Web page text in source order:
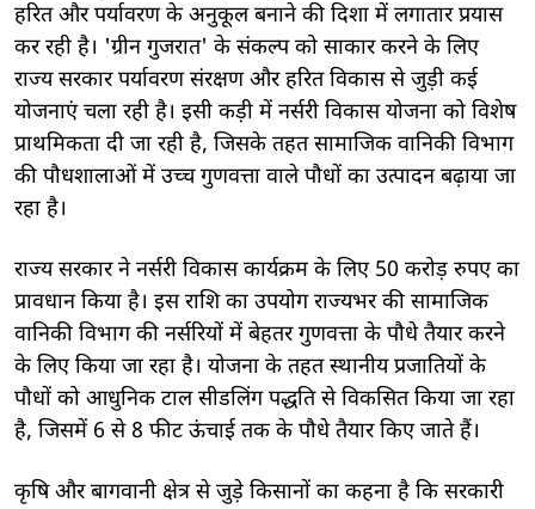
हरित और पर्यावरण के अनुकूल बनाने की दिशा में लगातार प्रयास
कर रही है। 'ग्रीन गुजरात' के संकल्प को साकार करने के लिए
राज्य सरकार पर्यावरण संरक्षण और हरित विकास से जुड़ी कई
योजनाएं चला रही है। इसी कड़ी में नर्सरी विकास योजना को विशेष
प्राथमिकता दी जा रही है, जिसके तहत सामाजिक वानिकी विभाग
की पौधशालाओं में उच्च गुणवत्ता वाले पौधों का उत्पादन बढ़ाया जा
रहा है।
राज्य सरकार ने नर्सरी विकास कार्यक्रम के लिए 50 करोड़ रुपए का
प्रावधान किया है। इस राशि का उपयोग राज्यभर की सामाजिक
वानिकी विभाग की नर्सरियों में बेहतर गुणवत्ता के पौधे तैयार करने
के लिए किया जा रहा है। योजना के तहत स्थानीय प्रजातियों के
पौधों को आधुनिक टाल सीडलिंग पद्धति से विकसित किया जा रहा
है, जिसमें 6 से 8 फीट ऊंचाई तक के पौधे तैयार किए जाते हैं।
कृषि और बागवानी क्षेत्र से जुड़े किसानों का कहना है कि सरकारी